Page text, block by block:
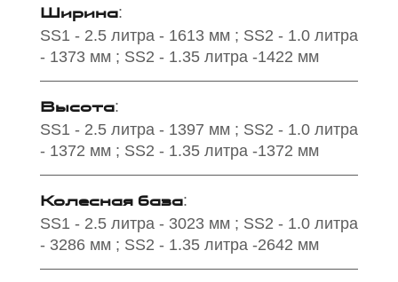
Ширина:
SS1 - 2.5 литра - 1613 мм ; SS2 - 1.0 литра
- 1373 мм ; SS2 - 1.35 литра -1422 мм
Высота:
SS1 - 2.5 литра - 1397 мм ; SS2 - 1.0 литра
- 1372 мм ; SS2 - 1.35 литра -1372 мм
Колесная база:
SS1 - 2.5 литра - 3023 мм ; SS2 - 1.0 литра
- 3286 мм ; SS2 - 1.35 литра -2642 мм